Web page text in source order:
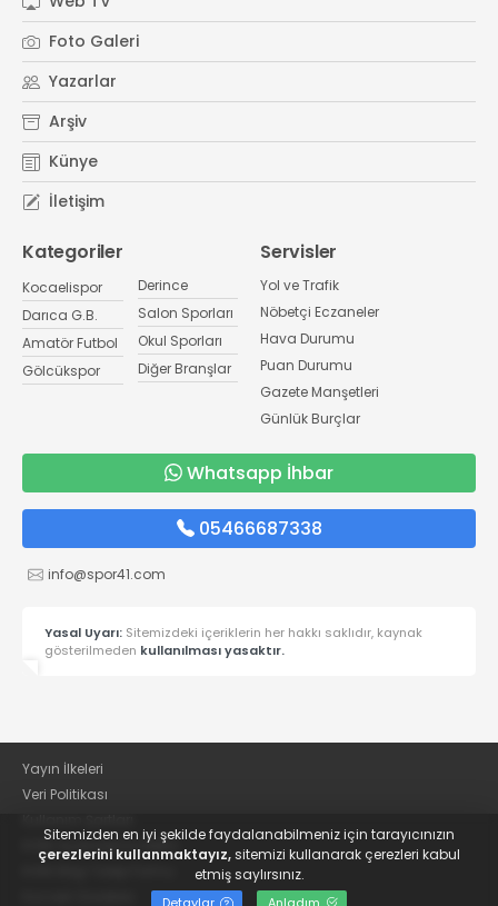
Foto Galeri
Yazarlar
Arşiv
Künye
İletişim
Kategoriler
Kocaelispor
Darıca G.B.
Amatör Futbol
Gölcükspor
Derince
Salon Sporları
Okul Sporları
Diğer Branşlar
Servisler
Yol ve Trafik
Nöbetçi Eczaneler
Hava Durumu
Puan Durumu
Gazete Manşetleri
Günlük Burçlar
Whatsapp İhbar
05466687338
info@spor41.com
Yasal Uyarı: Sitemizdeki içeriklerin her hakkı saklıdır, kaynak
gösterilmeden kullanılması yasaktır.
Yayın İlkeleri
Veri Politikası
KVKK Aydınlatma Metni
Sitemizden en iyi şekilde faydalanabilmeniz için tarayıcınızın
çerezlerini kullanmaktayız,sitemizi kullanarak çerezleri kabul
etmiş saylırsınız.